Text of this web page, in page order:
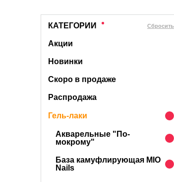
КАТЕГОРИИ Cбросить
Акции
Новинки
Скоро в продаже
Распродажа
Гель-лаки
Акварельные "По-
мокрому"
База камуфлирующая MIO
Nails